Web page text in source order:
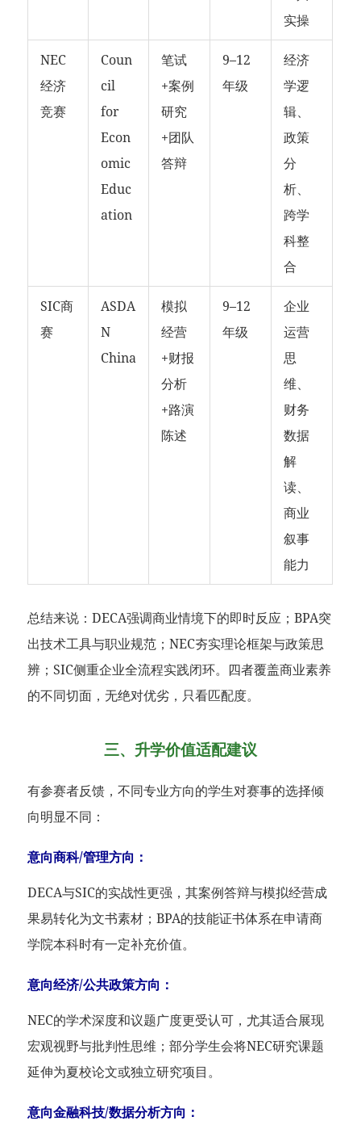
实操
NEC
经济
竞赛
Coun
cil
for
Econ
omic
Educ
ation
笔试
+案例
研究
+团队
答辩
9–12
年级
经济
学逻
辑、
政策
分
析、
跨学
科整
合
SIC商
赛
ASDA
N
China
模拟
经营
+财报
分析
+路演
陈述
9–12
年级
企业
运营
思
维、
财务
数据
解
读、
商业
叙事
能力
总结来说：DECA强调商业情境下的即时反应；BPA突
出技术工具与职业规范；NEC夯实理论框架与政策思
辨；SIC侧重企业全流程实践闭环。四者覆盖商业素养
的不同切面，无绝对优劣，只看匹配度。
三、升学价值适配建议
有参赛者反馈，不同专业方向的学生对赛事的选择倾
向明显不同：
意向商科/管理方向：
DECA与SIC的实战性更强，其案例答辩与模拟经营成
果易转化为文书素材；BPA的技能证书体系在申请商
学院本科时有一定补充价值。
意向经济/公共政策方向：
NEC的学术深度和议题广度更受认可，尤其适合展现
宏观视野与批判性思维；部分学生会将NEC研究课题
延伸为夏校论文或独立研究项目。
意向金融科技/数据分析方向：